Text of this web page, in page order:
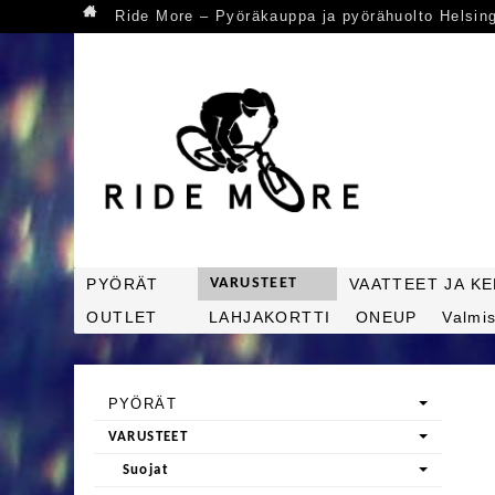
Ride More – Pyöräkauppa ja pyörähuolto
PYÖRÄT VARUSTEET
VAATTEET JA
OUTLET
LAHJAKORTTI ONEUP
PYÖRÄT
VARUSTEET
Suojat